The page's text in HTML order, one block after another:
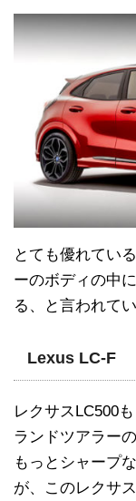
とても優れてい
ーのボディの中
る、と言われてい
Lexus LC-F
レクサスLC500
ランドツアラー
もっとシャープ
が、このレクサ